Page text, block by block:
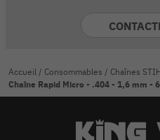
Accueil / Consommables / Chaînes
Chaîne Rapid Micro - .404 - 1,6 mm -